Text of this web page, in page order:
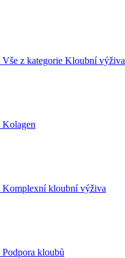
Vše z kategorie Kloubní výživa
Kolagen
Komplexní kloubní výživa
Podpora kloubů